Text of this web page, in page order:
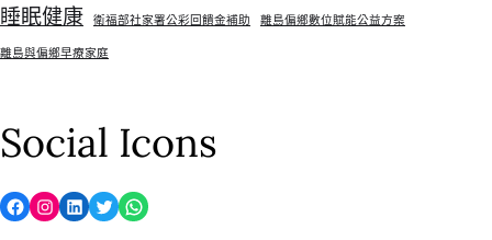
睡眠健康 衛福部社家署公彩回饋金補助 離島偏鄉數位賦能公益方案
離島與偏鄉早療家庭
Social Icons
Facebook Instagram LinkedIn Twitter WhatsApp